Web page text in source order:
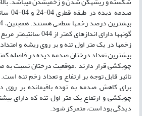
صدمه
زخمها در یک متر اول تنه و بر روی ریشه و
بیشترین تعداد درختان صدمه دیده در فاصله
چوبکشی قرار دارند .موقعیت درختان نسبت به
تاثیر قابل توجه بر ارتفاع و تعداد زخم تنه است.
برای کاهش صدمه به توده باقیمانده بر روی
چوبکشی و ارتفاع یک متر اول تنه که دارای
دیدگی بود است، متمرکز شود.